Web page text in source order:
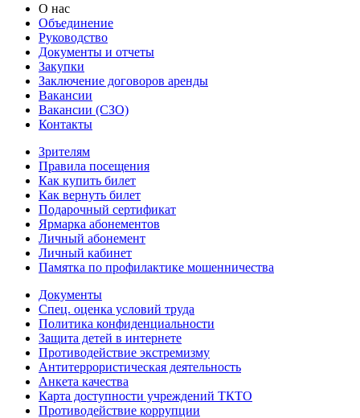
О нас
Объединение
Руководство
Документы и отчеты
Закупки
Заключение договоров аренды
Вакансии
Вакансии (СЗО)
Контакты
Зрителям
Правила посещения
Как купить билет
Как вернуть билет
Подарочный сертификат
Ярмарка абонементов
Личный абонемент
Личный кабинет
Памятка по профилактике мошенничества
Документы
Спец. оценка условий труда
Политика конфиденциальности
Защита детей в интернете
Противодействие экстремизму
Антитеррористическая деятельность
Анкета качества
Карта доступности учреждений ТКТО
Противодействие коррупции